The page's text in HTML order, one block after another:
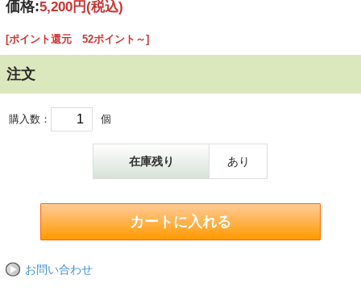
価格:5,200円(税込)
[ポイント還元 52ポイント～]
注文
購入数： 個
在庫残り あり
お問い合わせ